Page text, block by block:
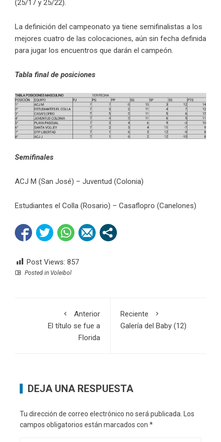
(25/17 y 25/22).
La definición del campeonato ya tiene semifinalistas a los
mejores cuatro de las colocaciones, aún sin fecha definida
para jugar los encuentros que darán el campeón.
Tabla final de posiciones
Semifinales
ACJ M (San José) – Juventud (Colonia)
Estudiantes el Colla (Rosario) – Casaflopro (Canelones)
Post Views: 857
Posted in Voleibol
Anterior
El título se fue a
Florida
Reciente
Galería del Baby (12)
DEJA UNA RESPUESTA
Tu dirección de correo electrónico no será publicada. Los
campos obligatorios están marcados con *